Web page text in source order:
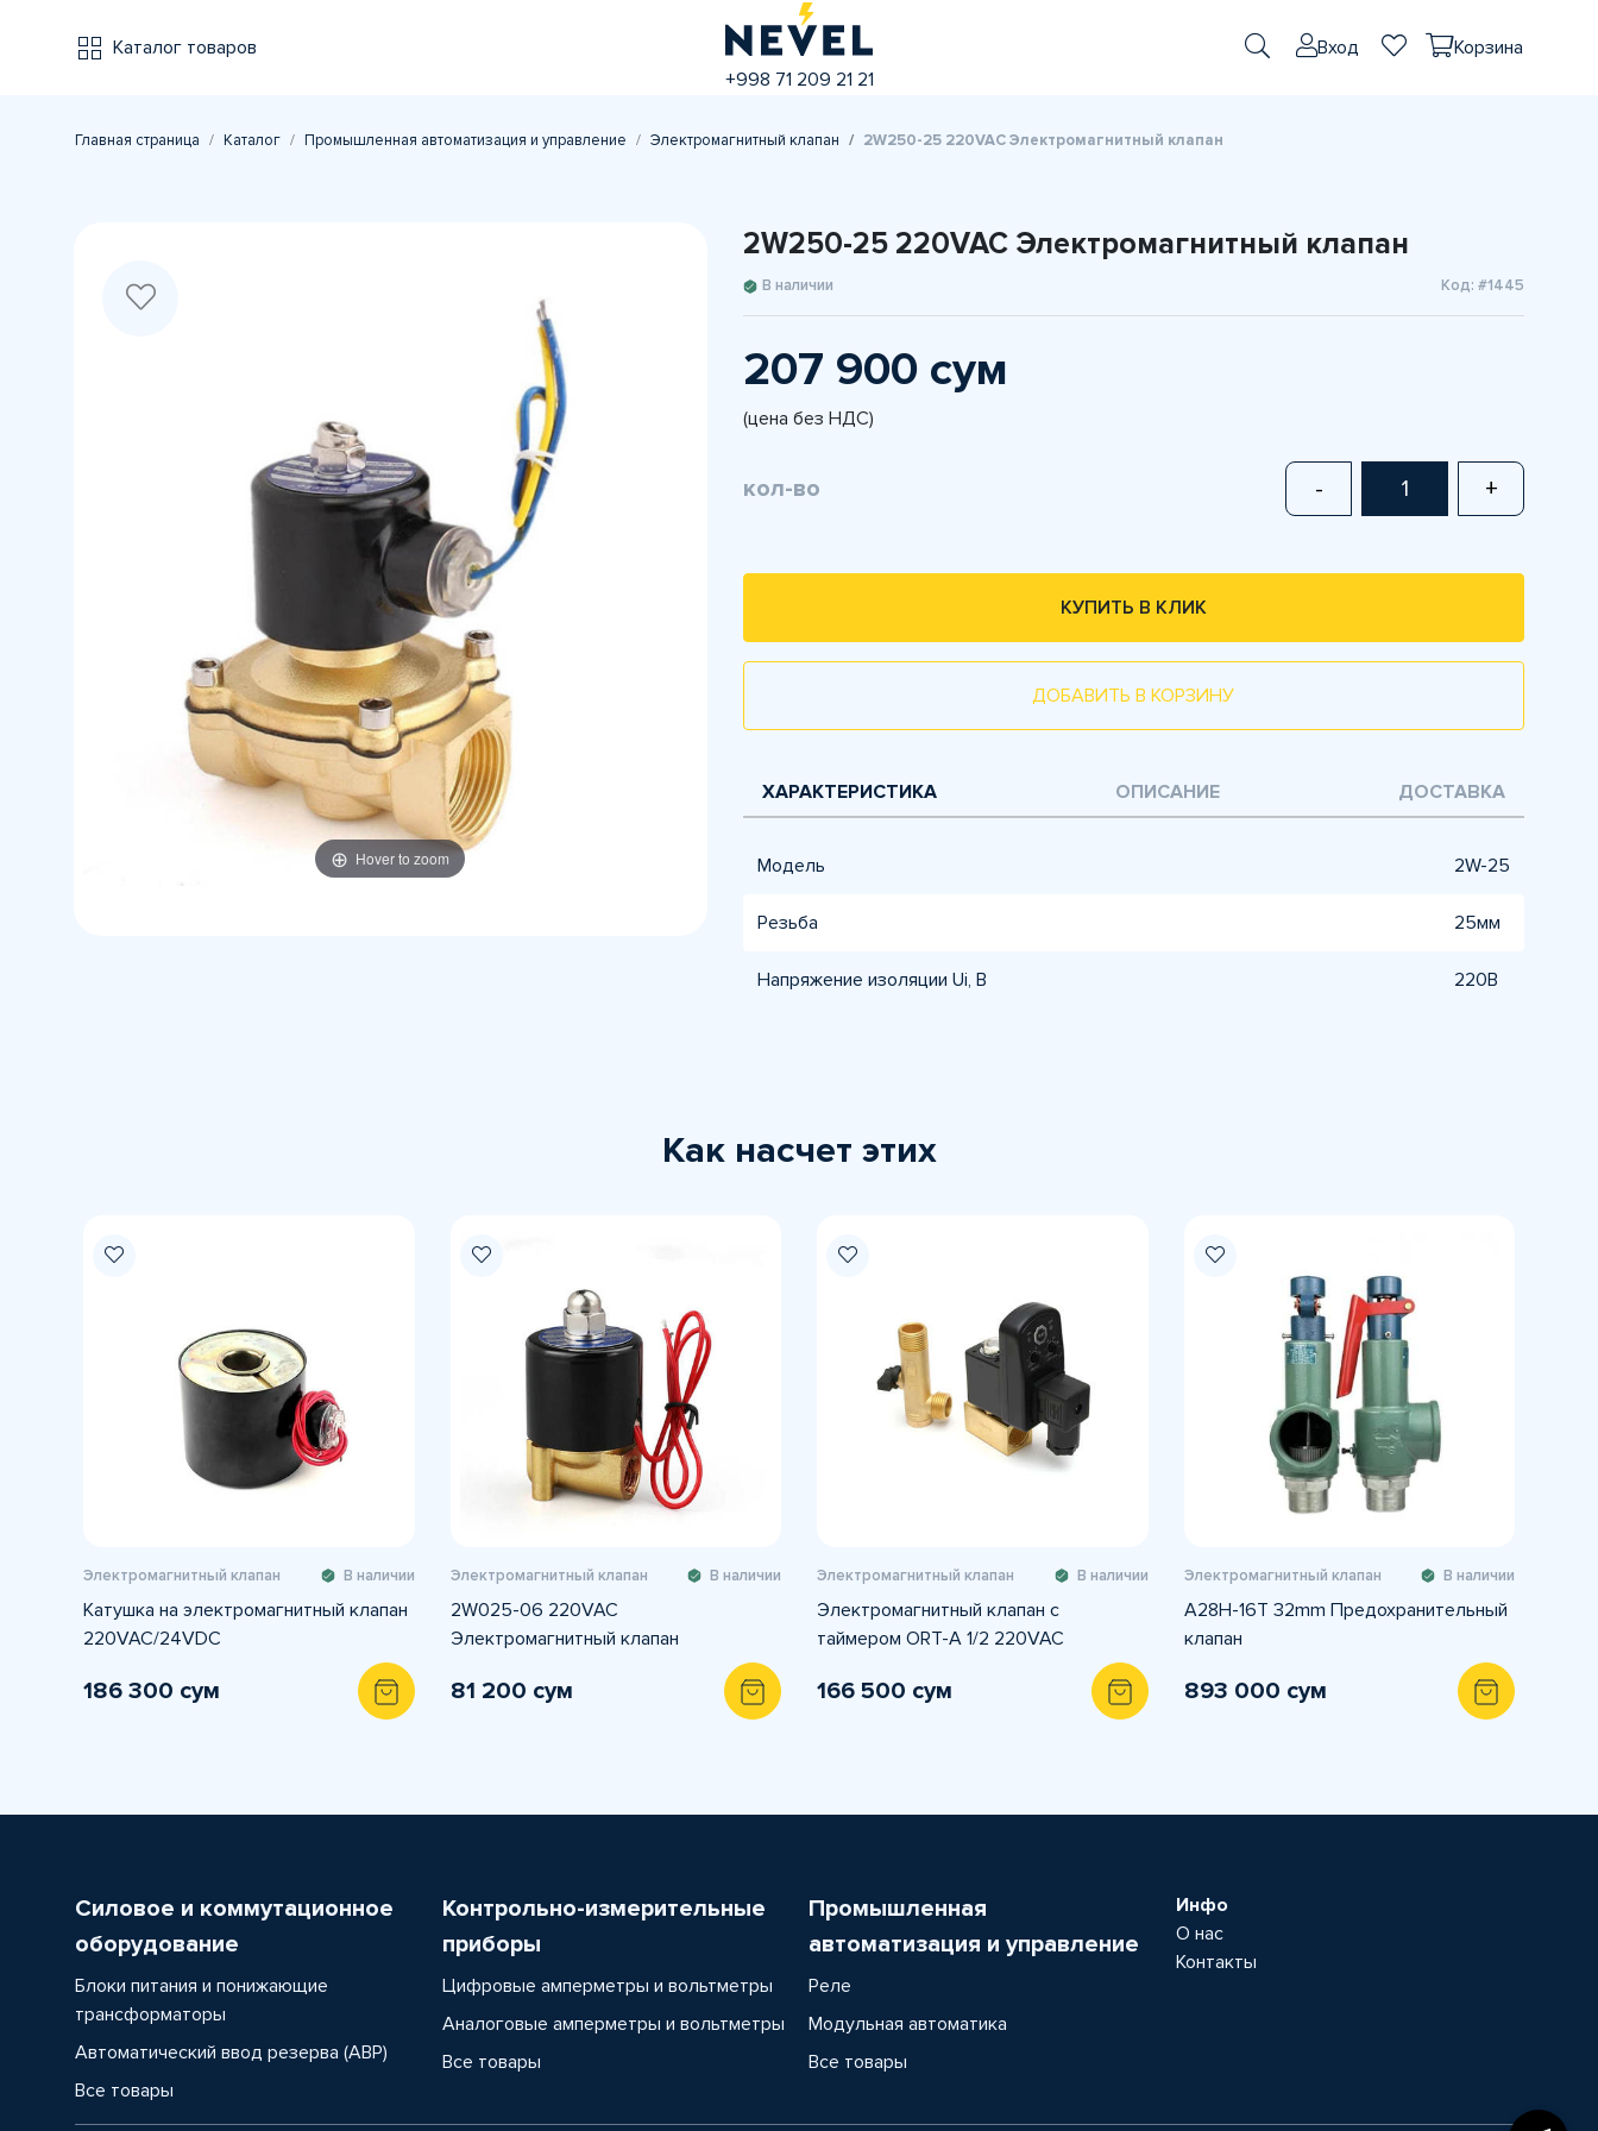
Каталог товаров
+998 71 209 21 21
Вход Корзина
Главная страница Каталог Промышленная автоматизация и управление Электромагнитный клапан 2W250-25 220VAC Электромагнитный клапан
Hover to zoom
2W250-25 220VAC Электромагнитный клапан
В наличии Код: #1445
207 900 сум
(цена без НДС)
кол-во - +
КУПИТЬ В КЛИК
ДОБАВИТЬ В КОРЗИНУ
ХАРАКТЕРИСТИКА ОПИСАНИЕ ДОСТАВКА
Модель 2W-25
Резьба 25мм
Напряжение изоляции Ui, B 220В
Как насчет этих
Электромагнитный клапан В наличии
Катушка на электромагнитный клапан
220VAC/24VDC
186 300 сум
Электромагнитный клапан В наличии
2W025-06 220VAC
Электромагнитный клапан
81 200 сум
Электромагнитный клапан В наличии
Электромагнитный клапан с
таймером ORT-A 1/2 220VAC
166 500 сум
Электромагнитный клапан В наличии
A28H-16T 32mm Предохранительный
клапан
893 000 сум
Силовое и коммутационное
оборудование
Блоки питания и понижающие
трансформаторы
Автоматический ввод резерва (АВР)
Все товары
Контрольно-измерительные
приборы
Цифровые амперметры и вольтметры
Аналоговые амперметры и вольтметры
Все товары
Промышленная
автоматизация и управление
Реле
Модульная автоматика
Все товары
Инфо
О нас
Контакты